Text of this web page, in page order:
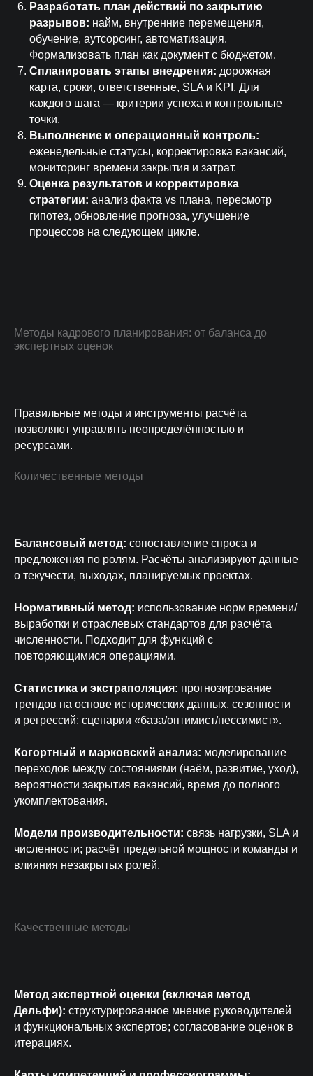
Разработать план действий по закрытию
разрывов: найм, внутренние перемещения,
обучение, аутсорсинг, автоматизация.
Формализовать план как документ с бюджетом.
Спланировать этапы внедрения: дорожная
карта, сроки, ответственные, SLA и KPI. Для
каждого шага — критерии успеха и контрольные
точки.
Выполнение и операционный контроль:
еженедельные статусы, корректировка вакансий,
мониторинг времени закрытия и затрат.
Оценка результатов и корректировка
стратегии: анализ факта vs плана, пересмотр
гипотез, обновление прогноза, улучшение
процессов на следующем цикле.
Методы кадрового планирования: от баланса до
экспертных оценок
Правильные методы и инструменты расчёта
позволяют управлять неопределённостью и
ресурсами.
Количественные методы
Балансовый метод: сопоставление спроса и
предложения по ролям. Расчёты анализируют данные
о текучести, выходах, планируемых проектах.
Нормативный метод: использование норм времени/
выработки и отраслевых стандартов для расчёта
численности. Подходит для функций с
повторяющимися операциями.
Статистика и экстраполяция: прогнозирование
трендов на основе исторических данных, сезонности
и регрессий; сценарии «база/оптимист/пессимист».
Когортный и марковский анализ: моделирование
переходов между состояниями (наём, развитие, уход),
вероятности закрытия вакансий, время до полного
укомплектования.
Модели производительности: связь нагрузки, SLA и
численности; расчёт предельной мощности команды и
влияния незакрытых ролей.
Качественные методы
Метод экспертной оценки (включая метод
Дельфи): структурированное мнение руководителей
и функциональных экспертов; согласование оценок в
итерациях.